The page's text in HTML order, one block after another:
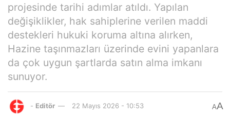
projesinde tarihi adımlar atıldı. Yapılan
değişiklikler, hak sahiplerine verilen maddi
destekleri hukuki koruma altına alırken,
Hazine taşınmazları üzerinde evini yapanlara
da çok uygun şartlarda satın alma imkanı
sunuyor.
- Editör 22 Mayıs 2026 - 10:53 AA